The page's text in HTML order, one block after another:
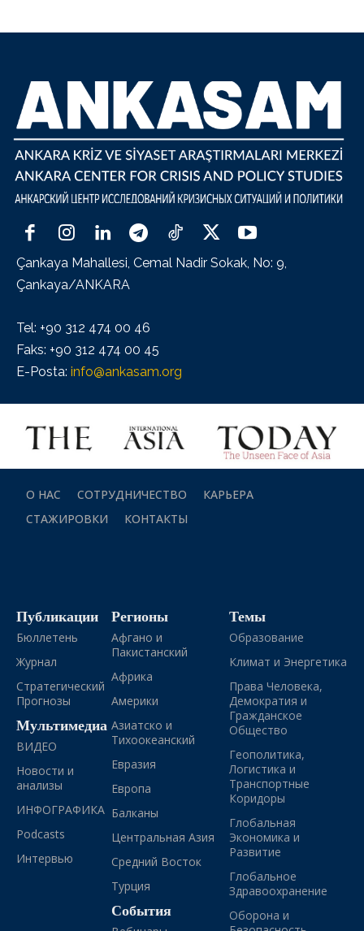
Çankaya Mahallesi, Cemal Nadir Sokak, No: 9,
Çankaya/ANKARA
Tel: +90 312 474 00 46
Faks: +90 312 474 00 45
E-Posta: info@ankasam.org
О НАС СОТРУДНИЧЕСТВО
КАРЬЕРА
СТАЖИРОВКИ
КОНТАКТЫ
Публикации
Бюллетень
Журнал
Стратегический
Прогнозы
Мультимедиа
ВИДЕО
Новости и
анализы
ИНФОГРАФИКА
Podcasts
Интервью
Регионы
Афгано и
Пакистанский
Африка
Америки
Азиатско и
Тихоокеанский
Евразия
Европа
Балканы
Центральная Азия
Средний Восток
Турция
События
Темы
Образование
Климат и Энергетика
Права Человека,
Демократия и
Гражданское
Общество
Геополитика,
Логистика и
Транспортные
Коридоры
Глобальная
Экономика и
Развитие
Глобальное
Здравоохранение
Оборона и